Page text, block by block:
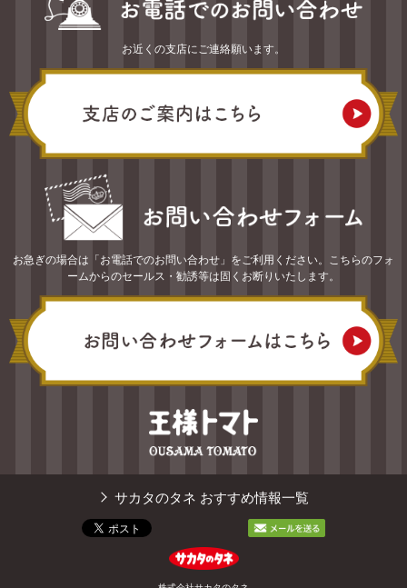
お近くの支店にご連絡願います。
お急ぎの場合は「お電話でのお問い合わせ」をご利用ください。こちらのフォ
ームからのセールス・勧誘等は固くお断りいたします。
サカタのタネ おすすめ情報一覧